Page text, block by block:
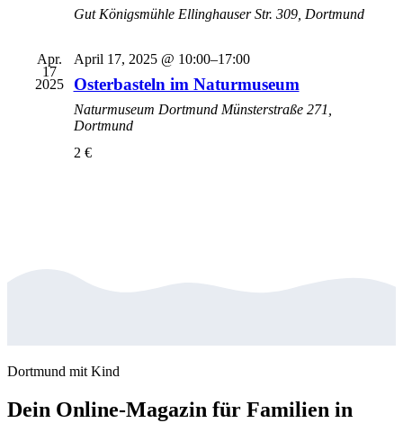
Gut Königsmühle Ellinghauser Str. 309, Dortmund
Apr.
17
2025
April 17, 2025 @ 10:00–17:00
Osterbasteln im Naturmuseum
Naturmuseum Dortmund Münsterstraße 271,
Dortmund
2 €
Dortmund mit Kind
Dein Online-Magazin für Familien in